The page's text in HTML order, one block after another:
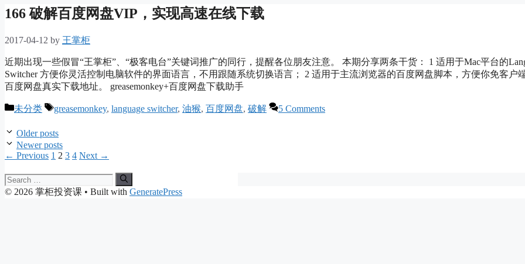
166 破解百度网盘VIP，实现高速在线下载
2017-04-12 by 王掌柜
近期出现一些假冒“王掌柜”、“极客电台”关键词推广的同行，提醒各位朋友注意。 本期分享两条干货： 1 适用于Mac平台的
Switcher 方便你灵活控制电脑软件的界面语言，不用跟随系统切换语言； 2 适用于主流浏览器的百度网盘脚本，方便你免客户
百度网盘真实下载地址。 greasemonkey+百度网盘下载助手
Categories
未分类 Tags
greasemonkey, language switcher, 油猴, 百度网盘, 破解 5 Comments
Older posts
Newer posts
← Previous Page
1 Page
2 Page
3 Page
4 Next →
Search
for:
© 2026 掌柜投资课 • Built with GeneratePress